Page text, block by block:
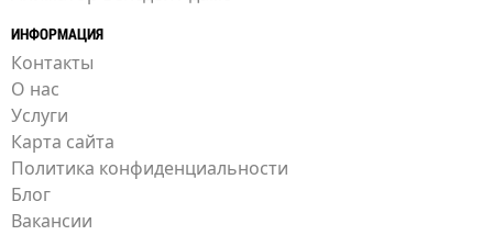
ИНФОРМАЦИЯ
Контакты
О нас
Услуги
Карта сайта
Политика конфиденциальности
Блог
Вакансии